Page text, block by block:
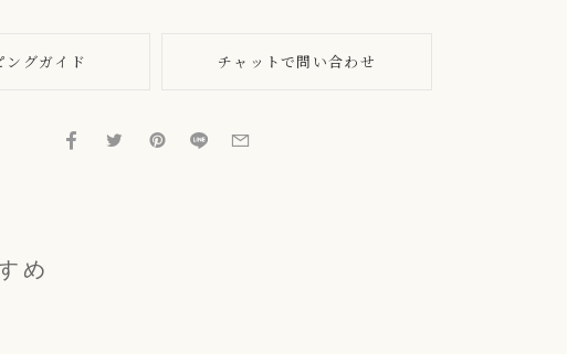
ングガイド チャットで問い合わせ
め